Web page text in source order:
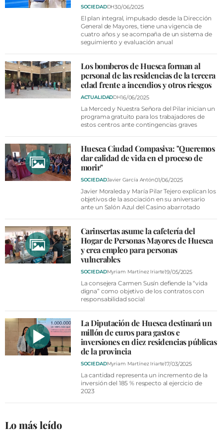
SOCIEDADDH30/06/2025
El plan integral, impulsado desde la Dirección
General de Mayores, tiene una vigencia de
cuatro años y se acompaña de un sistema de
seguimiento y evaluación anual
Los bomberos de Huesca forman al
personal de las residencias de la tercera
edad frente a incendios y otros riesgos
ACTUALIDADDH16/06/2025
La Merced y Nuestra Señora del Pilar inician un
programa gratuito para los trabajadores de
estos centros ante contingencias graves
Huesca Ciudad Compasiva: "Queremos
dar calidad de vida en el proceso de
morir"
SOCIEDADJavier García Antón01/06/2025
Javier Moraleda y María Pilar Tejero explican los
objetivos de la asociación en su aniversario
ante un Salón Azul del Casino abarrotado
Carinsertas asume la cafetería del
Hogar de Personas Mayores de Huesca
y crea empleo para personas
vulnerables
SOCIEDADMyriam Martínez Iriarte19/05/2025
La consejera Carmen Susín defiende la “vida
digna” como objetivo de los contratos con
responsabilidad social
La Diputación de Huesca destinará un
millón de euros para gastos e
inversiones en diez residencias públicas
de la provincia
SOCIEDADMyriam Martínez Iriarte17/03/2025
La cantidad representa un incremento de la
inversión del 185 % respecto al ejercicio de
2023
Lo más leído